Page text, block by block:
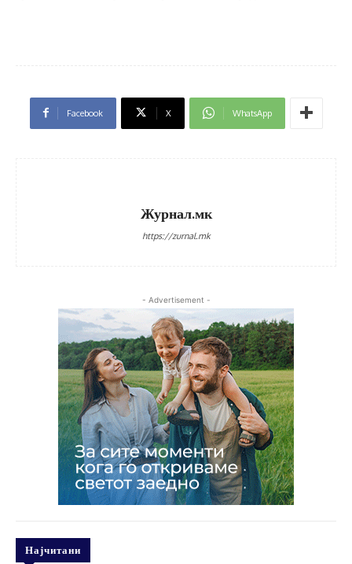
Facebook X WhatsApp
Журнал.мк
https://zurnal.mk
- Advertisement -
Најчитани